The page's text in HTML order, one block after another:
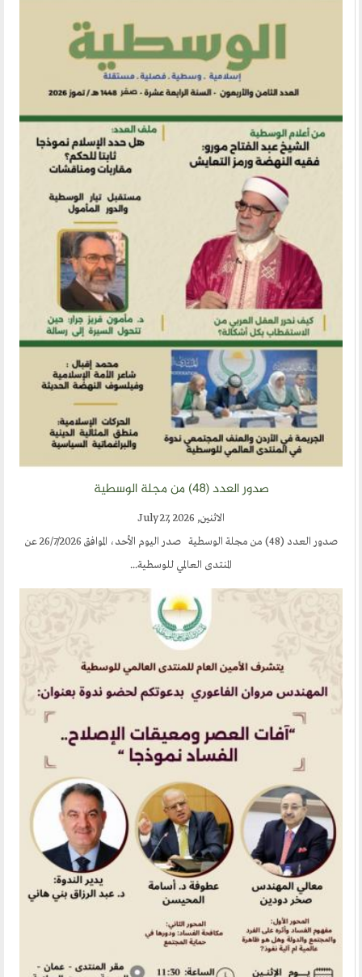
اخر الاخبار
المنتدى في الاعلام
طلبات الانتساب
اتصل بنا
ارسل مقالآ
ارسل خبر
إنجليزية
صدور العدد (٤٨) من مجلة الوسطية
الاثنين, July 27, 2026
صدور العدد (48) من مجلة الوسطية صدر اليوم الأحد، الموافق 26/7/2026 عن
المنتدى العالمي للوسطية...